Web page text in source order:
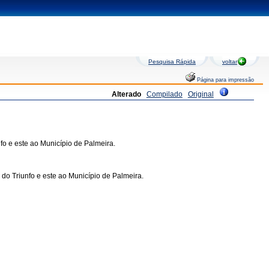
Pesquisa Rápida voltar
Página para impressão
Alterado Compilado Original
e este ao Município de Palmeira.
Triunfo e este ao Município de Palmeira.